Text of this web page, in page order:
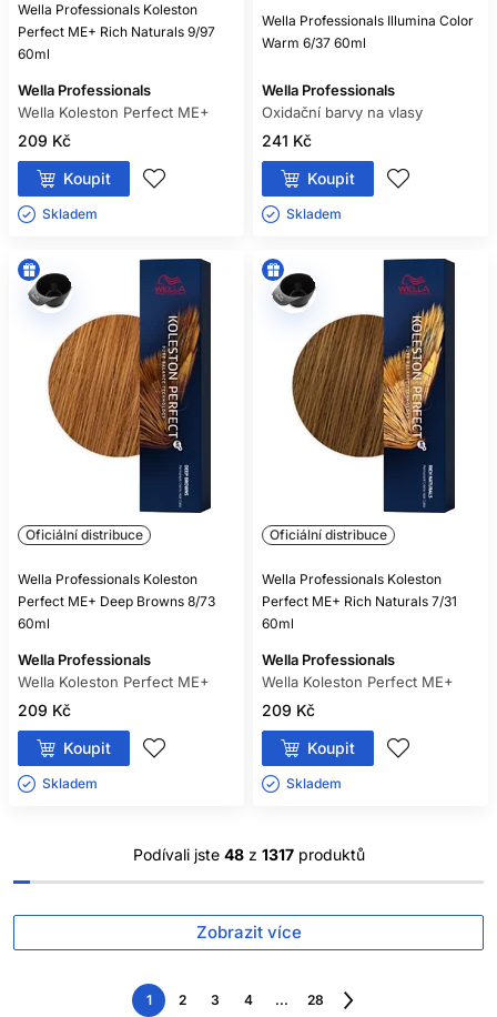
Wella Professionals Koleston
Perfect ME+ Rich Naturals 9/97
60ml
Wella Professionals
Wella Koleston Perfect ME+
209 Kč
Koupit
Skladem ㅤ
Wella Professionals Illumina Color
Warm 6/37 60ml
Wella Professionals
Oxidační barvy na vlasy
241 Kč
Koupit
Skladem ㅤ
Oficiální distribuce
Wella Professionals Koleston
Perfect ME+ Deep Browns 8/73
60ml
Wella Professionals
Wella Koleston Perfect ME+
209 Kč
Koupit
Skladem ㅤ
Oficiální distribuce
Wella Professionals Koleston
Perfect ME+ Rich Naturals 7/31
60ml
Wella Professionals
Wella Koleston Perfect ME+
209 Kč
Koupit
Skladem ㅤ
Podívali jste 48z 1317produktů
Zobrazit více
1 2 3 4 ... 28
Následující